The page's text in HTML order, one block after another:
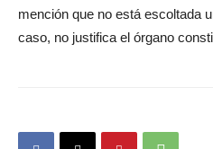
mención que no está escoltada
caso, no justifica el órgano